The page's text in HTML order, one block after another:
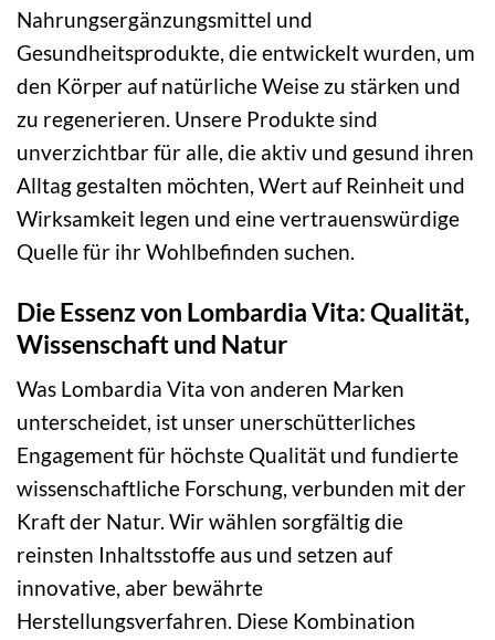
Nahrungsergänzungsmittel und
Gesundheitsprodukte, die entwickelt wurden, um
den Körper auf natürliche Weise zu stärken und
zu regenerieren. Unsere Produkte sind
unverzichtbar für alle, die aktiv und gesund ihren
Alltag gestalten möchten, Wert auf Reinheit und
Wirksamkeit legen und eine vertrauenswürdige
Quelle für ihr Wohlbefinden suchen.
Die Essenz von Lombardia Vita: Qualität,
Wissenschaft und Natur
Was Lombardia Vita von anderen Marken
unterscheidet, ist unser unerschütterliches
Engagement für höchste Qualität und fundierte
wissenschaftliche Forschung, verbunden mit der
Kraft der Natur. Wir wählen sorgfältig die
reinsten Inhaltsstoffe aus und setzen auf
innovative, aber bewährte
Herstellungsverfahren. Diese Kombination